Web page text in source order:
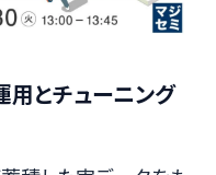
とチューニング